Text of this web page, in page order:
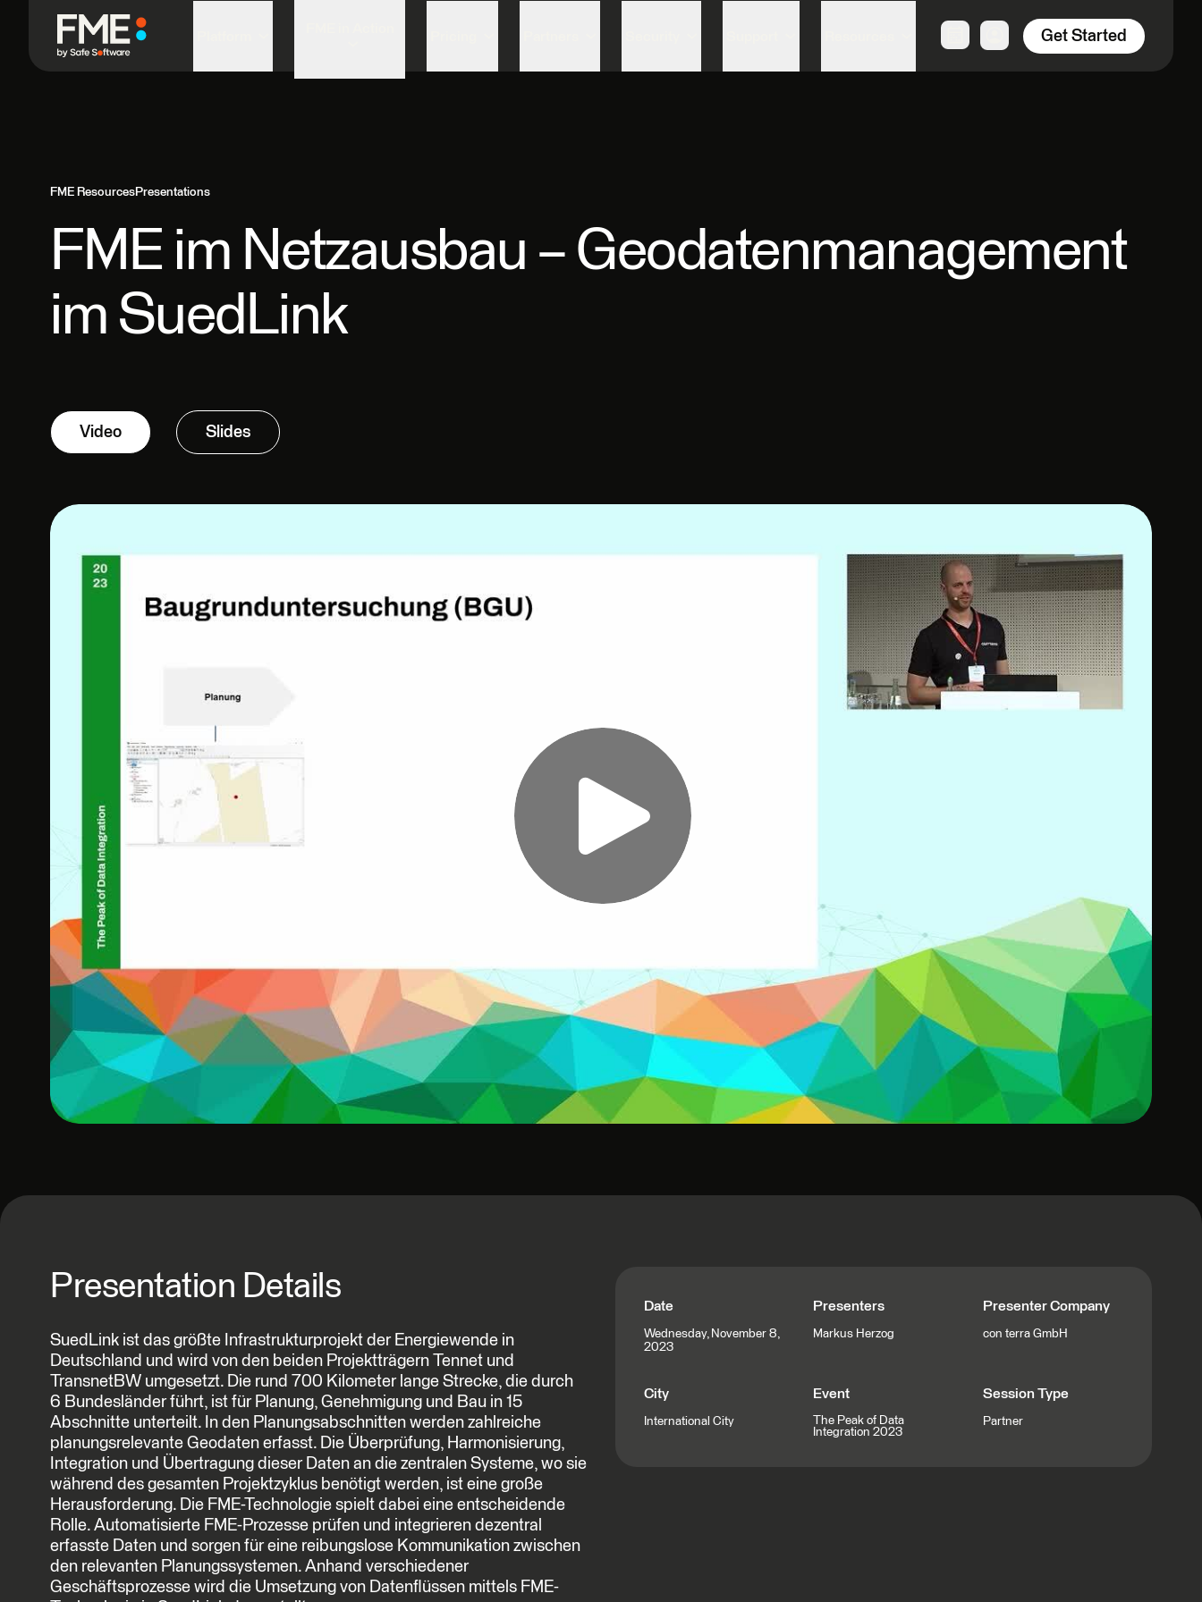
Get Started
FME ResourcesPresentations
FME im Netzausbau – Geodatenmanagement
im SuedLink
Video Slides
Date
Wednesday, November 8,
2023
Presenters
Markus Herzog
Presenter Company
con terra GmbH
City
International City
Event
The Peak of Data
Integration 2023
Session Type
Partner
Presentation Details
SuedLink ist das größte Infrastrukturprojekt der Energiewende in
Deutschland und wird von den beiden Projektträgern Tennet und
TransnetBW umgesetzt. Die rund 700 Kilometer lange Strecke, die durch
6 Bundesländer führt, ist für Planung, Genehmigung und Bau in 15
Abschnitte unterteilt. In den Planungsabschnitten werden zahlreiche
planungsrelevante Geodaten erfasst. Die Überprüfung, Harmonisierung,
Integration und Übertragung dieser Daten an die zentralen Systeme, wo sie
während des gesamten Projektzyklus benötigt werden, ist eine große
Herausforderung. Die FME-Technologie spielt dabei eine entscheidende
Rolle. Automatisierte FME-Prozesse prüfen und integrieren dezentral
erfasste Daten und sorgen für eine reibungslose Kommunikation zwischen
den relevanten Planungssystemen. Anhand verschiedener
Geschäftsprozesse wird die Umsetzung von Datenflüssen mittels FME-